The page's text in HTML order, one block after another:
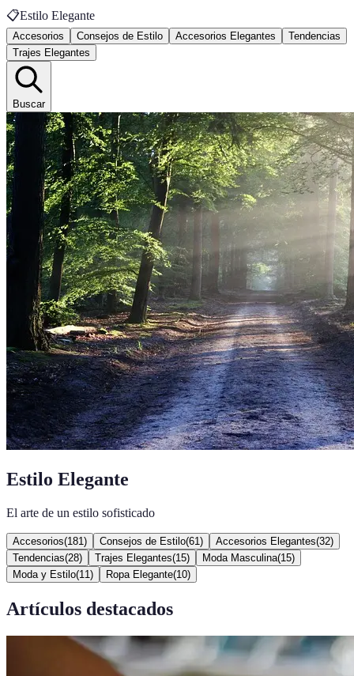
📋Estilo Elegante
Accesorios Consejos de Estilo Accesorios Elegantes
Tendencias
Trajes Elegantes
Buscar
Estilo Elegante
El arte de un estilo sofisticado
Accesorios(181 ) Consejos de Estilo(61 ) Accesorios Elegantes(32)
Tendencias(28) Trajes Elegantes(15) Moda Masculina(15)
Moda y Estilo(11 ) Ropa Elegante(10)
Artículos destacados